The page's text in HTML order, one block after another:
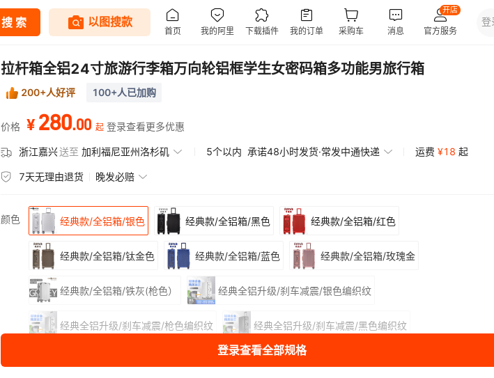
拉杆箱全铝24寸旅游行李箱万向轮铝框学生女密码箱多功能男旅行箱
200+人好评 100+人已加购
价格 ¥ 280.00 起 登录查看更多优惠
浙江嘉兴送至 加利福尼亚州洛杉矶 5个以内 承诺48小时发货·常发中通快递 运费 ¥18 起
7天无理由退货 晚发必赔
颜色 经典款/全铝箱/银色 经典款/全铝箱/黑色 经典款/全铝箱/红色
经典款/全铝箱/钛金色 经典款/全铝箱/蓝色 经典款/全铝箱/玫瑰金
经典款/全铝箱/铁灰(枪色） 经典全铝升级/刹车减震/银色编织纹
经典全铝升级/刹车减震/枪色编织纹 经典全铝升级/刹车减震/黑色编织纹
登录查看全部规格